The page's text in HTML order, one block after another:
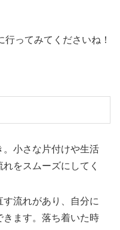
ってみてくださいね！
小さな片付けや生活
をスムーズにしてく
流れがあり、自分に
きます。落ち着いた時